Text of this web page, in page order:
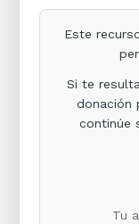
Este
Si te
donación
continúe
Tu